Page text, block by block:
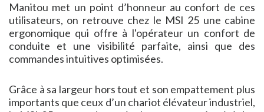
Manitou met un point d’honneur au confort de ces
utilisateurs, on retrouve chez le MSI 25 une cabine
ergonomique qui offre à l'opérateur un confort de
conduite et une visibilité parfaite, ainsi que des
commandes intuitives optimisées.
Grâce à sa largeur hors tout et son empattement plus
importants que ceux d’un chariot élévateur industriel,